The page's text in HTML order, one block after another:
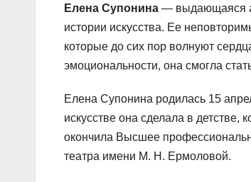
Елена Супонина — выдающаяся
истории искусства. Ее
которые до сих пор волнуют
эмоциональности, она смогла
Елена Супонина родилась 15
искусстве она сделала в детстве,
окончила Высшее
театра имени М. Н. Ермоловой.